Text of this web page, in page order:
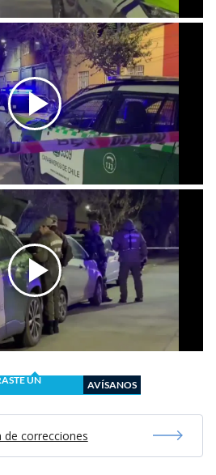
UN
AVÍSANOS
de correcciones